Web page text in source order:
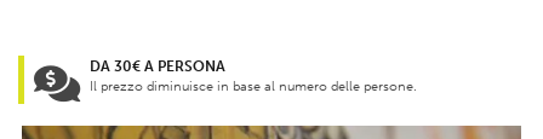
DA 30€ A PERSONA
Il prezzo diminuisce in base al numero delle persone.